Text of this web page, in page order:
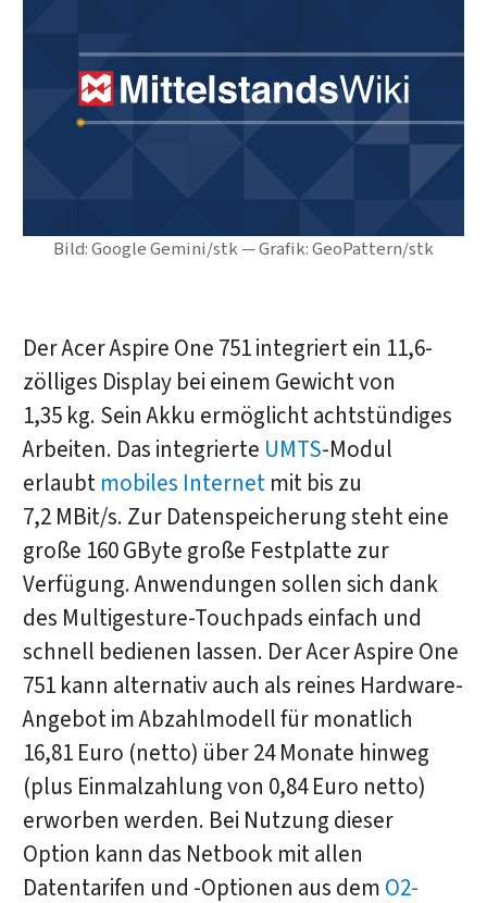
Bild: Google Gemini/stk — Grafik: GeoPattern/stk
Der Acer Aspire One 751 integriert ein 11,6-
zölliges Display bei einem Gewicht von
1,35 kg. Sein Akku ermöglicht achtstündiges
Arbeiten. Das integrierte UMTS-Modul
erlaubt mobiles Internetmit bis zu
7,2 MBit/s. Zur Datenspeicherung steht eine
große 160 GByte große Festplatte zur
Verfügung. Anwendungen sollen sich dank
des Multigesture-Touchpads einfach und
schnell bedienen lassen. Der Acer Aspire One
751 kann alternativ auch als reines Hardware-
Angebot im Abzahlmodell für monatlich
16,81 Euro (netto) über 24 Monate hinweg
(plus Einmalzahlung von 0,84 Euro netto)
erworben werden. Bei Nutzung dieser
Option kann das Netbook mit allen
Datentarifen und -Optionen aus dem O2-